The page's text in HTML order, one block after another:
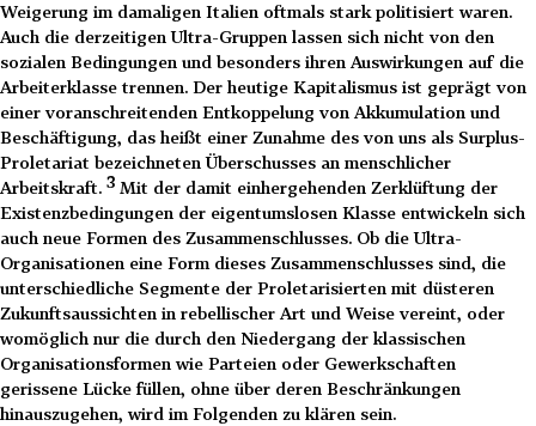
Weigerung im damaligen Italien oftmals stark politisiert waren.
Auch die derzeitigen Ultra-Gruppen lassen sich nicht von den
sozialen Bedingungen und besonders ihren Auswirkungen auf die
Arbeiterklasse trennen. Der heutige Kapitalismus ist geprägt von
einer voranschreitenden Entkoppelung von Akkumulation und
Beschäftigung, das heißt einer Zunahme des von uns als Surplus-
Proletariat bezeichneten Überschusses an menschlicher
Arbeitskraft. 3 Mit der damit einhergehenden Zerklüftung der
Existenzbedingungen der eigentumslosen Klasse entwickeln sich
auch neue Formen des Zusammenschlusses. Ob die Ultra-
Organisationen eine Form dieses Zusammenschlusses sind, die
unterschiedliche Segmente der Proletarisierten mit düsteren
Zukunftsaussichten in rebellischer Art und Weise vereint, oder
womöglich nur die durch den Niedergang der klassischen
Organisationsformen wie Parteien oder Gewerkschaften
gerissene Lücke füllen, ohne über deren Beschränkungen
hinauszugehen, wird im Folgenden zu klären sein.